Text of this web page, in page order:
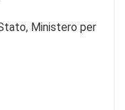
Ministero per